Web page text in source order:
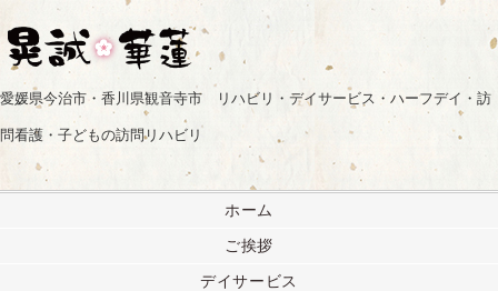
愛媛県今治市・香川県観音寺市 リハビリ・デイサービス・ハーフデイ・訪
問看護・子どもの訪問リハビリ
ホーム
ご挨拶
デイサービス